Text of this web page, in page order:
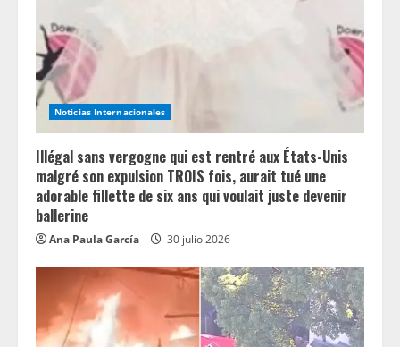
Noticias Internacionales
Illégal sans vergogne qui est rentré aux États-Unis
malgré son expulsion TROIS fois, aurait tué une
adorable fillette de six ans qui voulait juste devenir
ballerine
Ana Paula García 30 julio 2026